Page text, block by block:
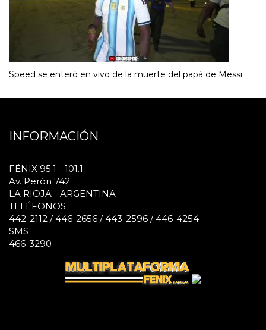
Speed se enteró en vivo de la muerte del papá de Messi
INFORMACIÓN
FÉNIX 95.1 - 101.1
Av. Perón 742
LA RIOJA - ARGENTINA
TELÉFONOS
442-2112 / 446-2656 / 443-2596 / 446-4254
SMS
466-3290